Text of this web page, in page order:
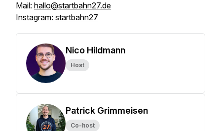
Mail: hallo@startbahn27.de
Instagram: startbahn27
Nico Hildmann
Host
Patrick Grimmeisen
Co-host